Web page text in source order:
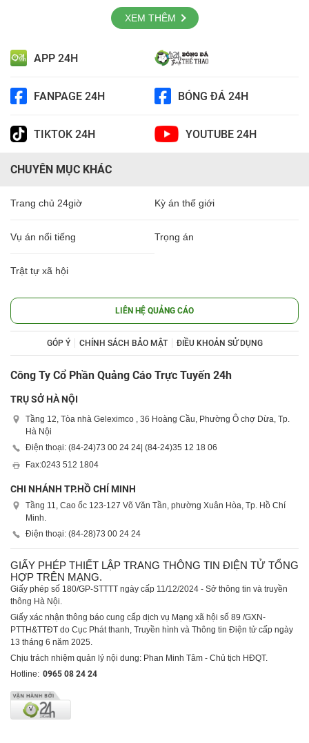
XEM THÊM
APP 24H
FANPAGE 24H BÓNG ĐÁ 24H
TIKTOK 24H YOUTUBE 24H
CHUYÊN MỤC KHÁC
Trang chủ 24giờ Kỳ án thế giới
Vụ án nổi tiếng Trọng án
Trật tự xã hội
LIÊN HỆ QUẢNG CÁO
GÓP Ý CHÍNH SÁCH BẢO MẬT ĐIỀU KHOẢN SỬ DỤNG
Công Ty Cổ Phần Quảng Cáo Trực Tuyến 24h
TRỤ SỞ HÀ NỘI
Tầng 12, Tòa nhà Geleximco , 36 Hoàng Cầu, Phường Ô chợ Dừa, Tp.
Hà Nội
Điện thoại: (84-24)73 00 24 24 | (84-24)35 12 18 06
Fax:0243 512 1804
CHI NHÁNH TP.HỒ CHÍ MINH
Tầng 11, Cao ốc 123-127 Võ Văn Tần, phường Xuân Hòa, Tp. Hồ Chí
Minh.
Điện thoại: (84-28)73 00 24 24
GIẤY PHÉP THIẾT LẬP TRANG THÔNG TIN ĐIỆN TỬ TỔNG
HỢP TRÊN MẠNG.
Giấy phép số 180/GP-STTTT ngày cấp 11/12/2024 - Sở thông tin và truyền
thông Hà Nội.
Giấy xác nhận thông báo cung cấp dịch vụ Mạng xã hội số 89 /GXN-
PTTH&TTĐT do Cục Phát thanh, Truyền hình và Thông tin Điện tử cấp ngày
13 tháng 6 năm 2025.
Chịu trách nhiệm quản lý nội dung: Phan Minh Tâm - Chủ tịch HĐQT.
Hotline: 0965 08 24 24